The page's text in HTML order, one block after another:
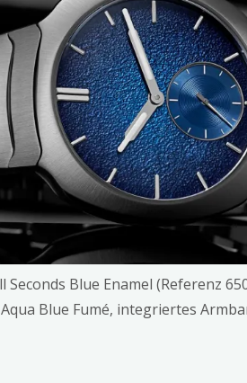
Seconds Blue Enamel (Referenz
Blue Fumé, integriertes